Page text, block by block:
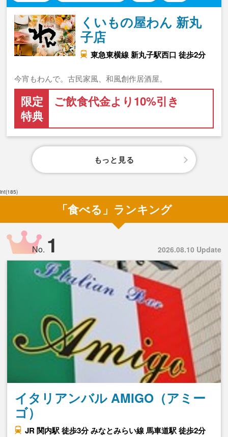
くいもの屋わん 新丸
子店
東急東横線 新丸子駅西口 徒歩2分
今宵もわんで。古民家風、和風創作居酒屋。
限定
特典
ご飲食代金より10%引き
もっと見る
int(185)
「食べる」ランキング
2026.08.10 Update
No. 1
イタリアンバル AMIGO（アミー
ゴ）
JR 関内駅 徒歩3分 みなとみらい線 馬車道駅 徒歩2分